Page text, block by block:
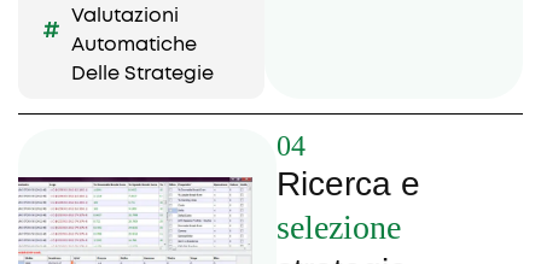
Valutazioni
Automatiche
Delle Strategie
04
Ricerca e
selezione